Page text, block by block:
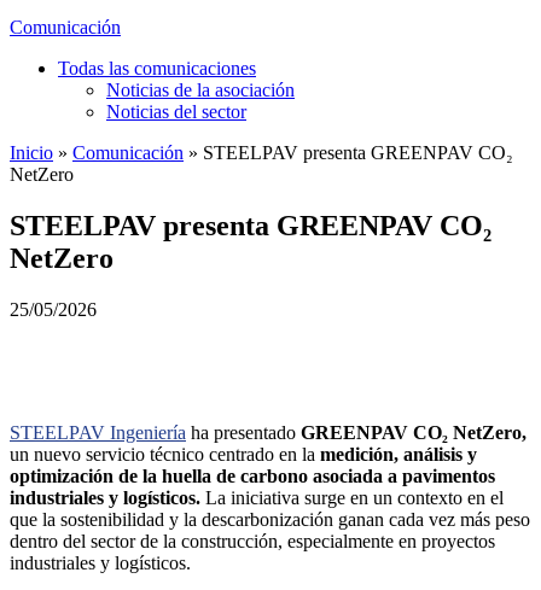
Comunicación
Todas las comunicaciones
Noticias de la asociación
Noticias del sector
Inicio » Comunicación » STEELPAV presenta GREENPAV CO₂
NetZero
STEELPAV presenta GREENPAV CO₂
NetZero
25/05/2026
STEELPAV Ingeniería ha presentado GREENPAV CO₂ NetZero,
un nuevo servicio técnico centrado en la medición, análisis y
optimización de la huella de carbono asociada a pavimentos
industriales y logísticos. La iniciativa surge en un contexto en el
que la sostenibilidad y la descarbonización ganan cada vez más peso
dentro del sector de la construcción, especialmente en proyectos
industriales y logísticos.